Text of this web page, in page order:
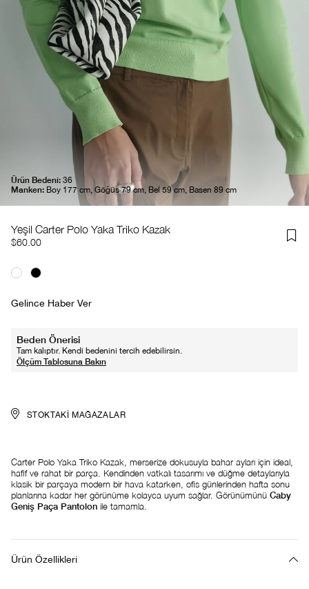
Ürün Bedeni: 36
Manken: Boy 177 cm, Göğüs 79 cm, Bel 59 cm, Basen 89 cm
Yeşil Carter Polo Yaka Triko Kazak
$60.00
Gelince Haber Ver
Beden Önerisi
Tam kalıptır. Kendi bedenini tercih edebilirsin.
STOKTAKI MAĞAZALAR
Carter Polo Yaka Triko Kazak, merserize dokusuyla bahar ayları için ideal,
hafif ve rahat bir parça. Kendinden vatkalı tasarımı ve düğme detaylarıyla
klasik bir parçaya modern bir hava katarken, ofis günlerinden hafta sonu
planlarına kadar her görünüme kolayca uyum sağlar. Görünümünü Caby
Geniş Paça Pantolon ile tamamla.
Ürün Özellikleri